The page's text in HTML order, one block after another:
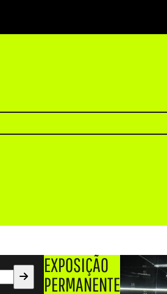
EXPOSIÇÃO
PERMANENTE